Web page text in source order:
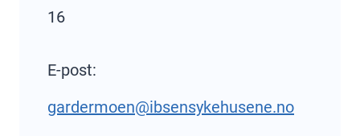
16
E-post:
gardermoen@ibsensykehusene.no